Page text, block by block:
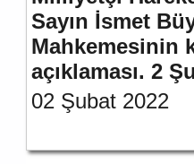
Sayın İsmet
Mahkemesinin
açıklaması. 2
02 Şubat 2022